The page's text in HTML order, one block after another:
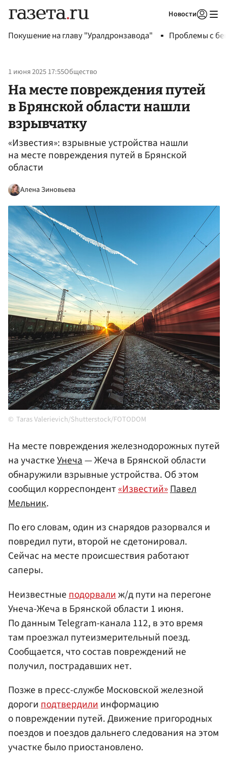
Новости
Покушение на главу "Уралдронзавода" Проблемы с
1 июня 2025 17:55Общество
На месте повреждения путей
в Брянской области нашли
взрывчатку
«Известия»: взрывные устройства нашли
на месте повреждения путей в Брянской
области
Алена Зиновьева
Taras Valerievich/Shutterstock/FOTODOM
На месте повреждения железнодорожных путей
на участкеУнеча— Жеча в Брянской области
обнаружили взрывные устройства. Об этом
сообщил корреспондент«Известий»Павел
Мельник.
По его словам, один из снарядов разорвался и
повредил пути, второй не сдетонировал.
Сейчас на месте происшествия работают
саперы.
Неизвестные подорвалиж/д пути на перегоне
Унеча-Жеча в Брянской области 1 июня.
По данным Telegram-канала 112, в это время
там проезжал путеизмерительный поезд.
Сообщается, что состав повреждений не
получил, пострадавших нет.
Позже в пресс-службе Московской железной
дорогиподтвердилиинформацию
о повреждении путей. Движение пригородных
поездов и поездов дальнего следования на этом
участке было приостановлено.